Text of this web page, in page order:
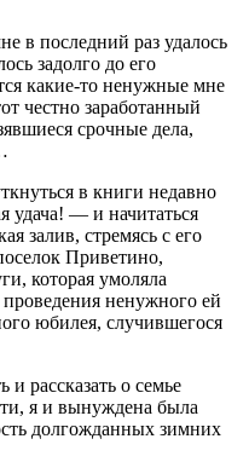
в последний раз удалось
задолго до его
какие-то ненужные мне
честно заработанный
срочные дела,
в книги недавно
удача! — и начитаться
залив, стремясь с его
Приветино,
которая умоляла
проведения ненужного ей
юбилея, случившегося
и рассказать о семье
я и вынуждена была
долгожданных зимних